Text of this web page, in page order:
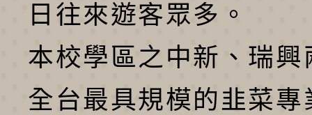
日往來遊客眾多。
本校學區之中新、瑞興
全台最具規模的韭菜專